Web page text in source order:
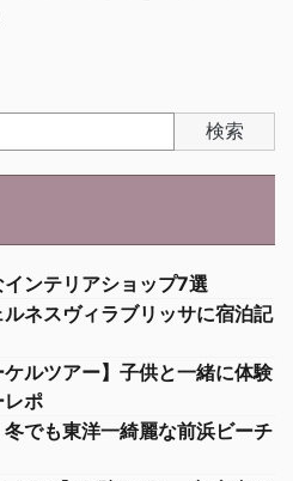
検索
ンテリアショップ7選
ルネスヴィラブリッサに宿泊記
ケルツアー】子供と一緒に体験
レポ
でも東洋一綺麗な前浜ビーチ